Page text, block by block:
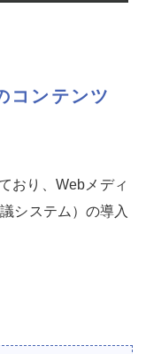
コンテンツ
おり、Webメディ
システム）の導入